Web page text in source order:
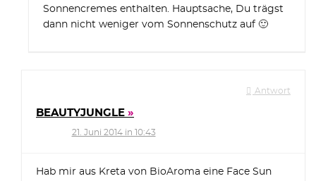
Sonnencremes enthalten. Hauptsache, Du trägst
dann nicht weniger vom Sonnenschutz auf 🙂
Antwort
BEAUTYJUNGLE
21. Juni 2014 in 10:43
Hab mir aus Kreta von BioAroma eine Face Sun